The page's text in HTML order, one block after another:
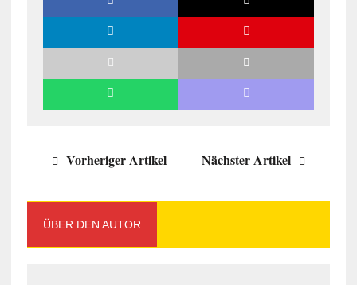
Vorheriger Artikel Nächster Artikel
ÜBER DEN AUTOR